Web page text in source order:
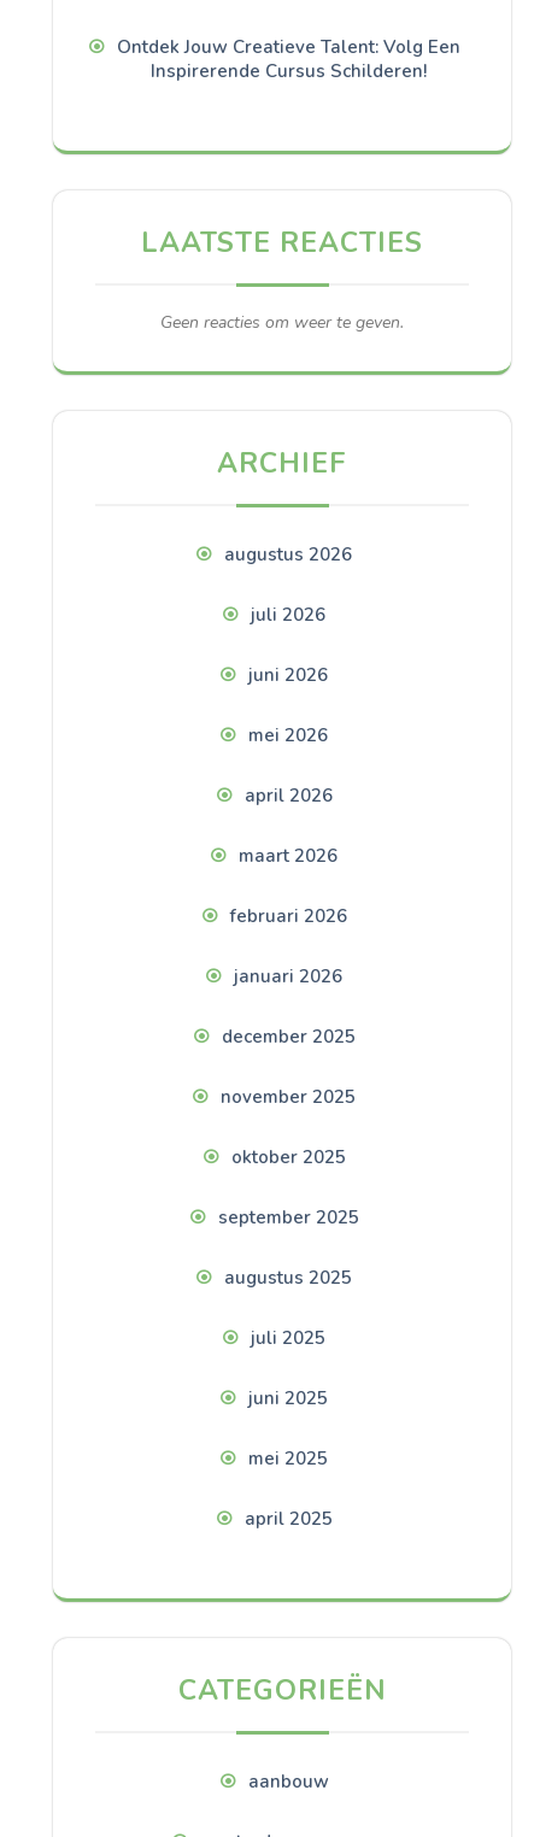
Ontdek Jouw Creatieve Talent: Volg Een
Inspirerende Cursus Schilderen!
LAATSTE REACTIES
Geen reacties om weer te geven.
ARCHIEF
augustus 2026
juli 2026
juni 2026
mei 2026
april 2026
maart 2026
februari 2026
januari 2026
december 2025
november 2025
oktober 2025
september 2025
augustus 2025
juli 2025
juni 2025
mei 2025
april 2025
CATEGORIEËN
aanbouw